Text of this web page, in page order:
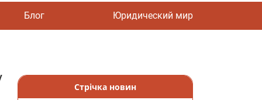
Блог Юридический мир
Стрічка новин